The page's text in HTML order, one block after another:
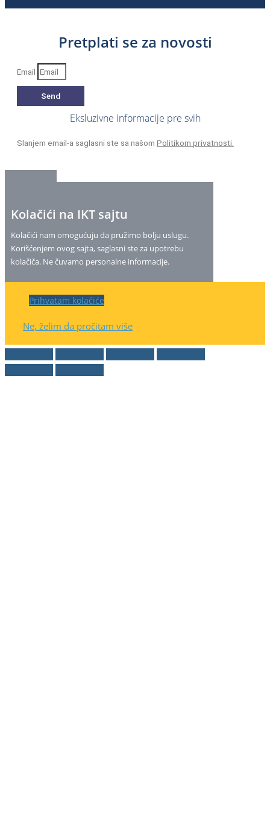
Pretplati se za novosti
Email
Send
Eksluzivne informacije pre svih
Slanjem email-a saglasni ste sa našom Politikom privatnosti.
Kolačići na IKT sajtu
Kolačići nam omogućuju da pružimo bolju uslugu.
Korišćenjem ovog sajta, saglasni ste za upotrebu
kolačiča. Ne čuvamo personalne informacije.
Prihvatam kolačiće
Ne, želim da pročitam više